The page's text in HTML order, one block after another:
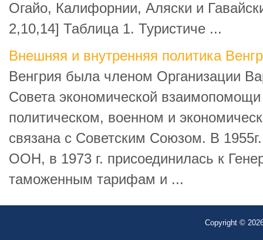
Огайо, Калифорнии, Аляски и
2,10,14] Таблица 1. Туристиче ...
Внешняя и внутренняя политика
Венгрия была членом Организации
Совета экономической
политическом, военном и
связана с Советским Союзом. В
ООН, в 1973 г. присоединилась к
таможенным тарифам и ...
Copyright ©